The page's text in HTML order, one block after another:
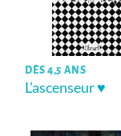
DÈS 4,5 ANS
L’ascenseur ♥